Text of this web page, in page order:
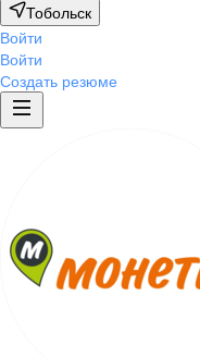
Тобольск
Войти
Войти
Создать резюме